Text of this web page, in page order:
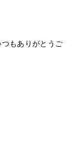
もありがとうご